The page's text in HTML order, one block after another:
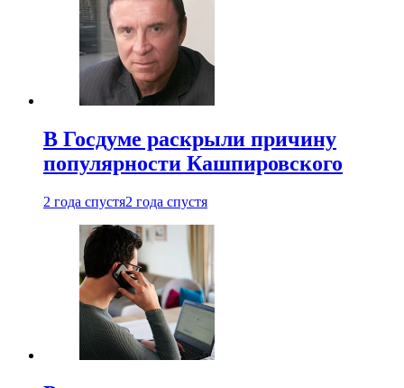
В Госдуме раскрыли причину
популярности Кашпировского
2 года спустя2 года спустя